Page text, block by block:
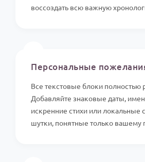
воссоздать всю важную
Персональные
Все текстовые блоки полностью
Добавляйте знаковые даты,
искренние стихи или локальные
шутки, понятные только вашему